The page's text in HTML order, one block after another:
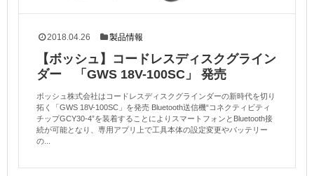
2018.04.26 製品情報
【ボッシュ】コードレスディスクグライン
ダー 「GWS 18V-100SC」 発売
ボッシュ株式会社はコードレスディスクグラインダーの新時代を切り
拓く「GWS 18V-100SC」を発売 Bluetooth送信機“コネクティビティ
チップGCY30-4”を装着することによりスマートフォンとBluetooth接
続が可能となり、専用アプリ上で工具本体の設定変更やバッテリー
の...